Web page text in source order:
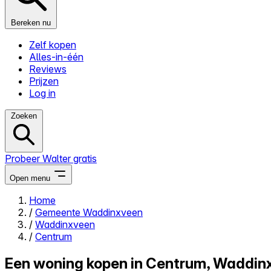
Bereken nu
Zelf kopen
Alles-in-één
Reviews
Prijzen
Log in
Zoeken
Probeer Walter gratis
Open menu
Close menu
Home
/ Gemeente Waddinxveen
/ Waddinxveen
/ Centrum
Een woning kopen in Centrum,